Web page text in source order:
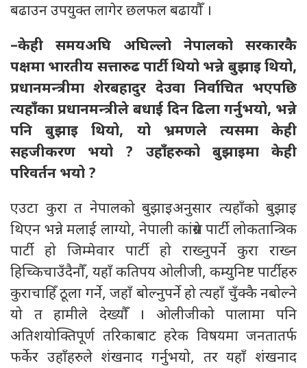
बढाउन उपयुक्त लागेर छलफल बढायौँ ।
–केही समयअघि अघिल्लो नेपालको सरकारकै
पक्षमा भारतीय सत्तारुढ पार्टी थियो भन्ने बुझाइ थियो,
प्रधानमन्त्रीमा शेरबहादुर देउवा निर्वाचित भएपछि
त्यहाँका प्रधानमन्त्रीले बधाई दिन ढिला गर्नुभयो, भन्ने
पनि बुझाइ थियो, यो भ्रमणले त्यसमा केही
सहजीकरण भयो ? उहाँहरुको बुझाइमा केही
परिवर्तन भयो ?
एउटा कुरा त नेपालको बुझाइअनुसार त्यहाँको बुझाइ
थिएन भन्ने मलाई लाग्यो, नेपाली कांग्रेस पार्टी लोकतान्त्रिक
पार्टी हो जिम्मेवार पार्टी हो राख्नुपर्ने कुरा राख्न
हिच्किचाउँदैनौँ, यहाँ कतिपय ओलीजी, कम्युनिष्ट पार्टीहरु
कुराचाहिँ ठूला गर्ने, जहाँ बोल्नुपर्ने हो त्यहाँ चुँक्कै नबोल्ने
यो त हामीले देख्यौँ । ओलीजीको पालामा पनि
अतिशयोक्तिपूर्ण तरिकाबाट हरेक विषयमा जनतातर्फ
फर्केर उहाँहरुले शंखनाद गर्नुभयो, तर यहाँ शंखनाद